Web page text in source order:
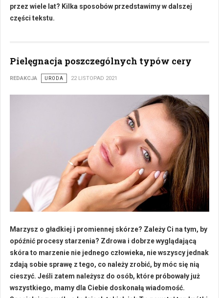
przez wiele lat? Kilka sposobów przedstawimy w dalszej
części tekstu.
Pielęgnacja poszczególnych typów cery
REDAKCJA URODA 22 LISTOPAD 2021
Marzysz o gładkiej i promiennej skórze? Zależy Ci na tym, by
opóźnić procesy starzenia? Zdrowa i dobrze wyglądającą
skóra to marzenie nie jednego człowieka, nie wszyscy jednak
zdają sobie sprawę z tego, co należy zrobić, by móc się nią
cieszyć. Jeśli zatem należysz do osób, które próbowały już
wszystkiego, mamy dla Ciebie doskonałą wiadomość.